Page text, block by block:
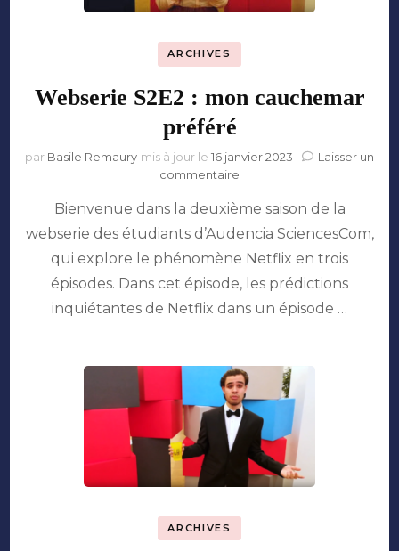
ARCHIVES
Webserie S2E2 : mon cauchemar
préféré
par Basile Remaury mis à jour le 16 janvier 2023
Laisser un
commentaire
S2E2
:
cauchemar
préféré
Bienvenue dans la deuxième saison de la
webserie des étudiants d’Audencia SciencesCom,
qui explore le phénomène Netflix en trois
épisodes. Dans cet épisode, les prédictions
inquiétantes de Netflix dans un épisode …
ARCHIVES